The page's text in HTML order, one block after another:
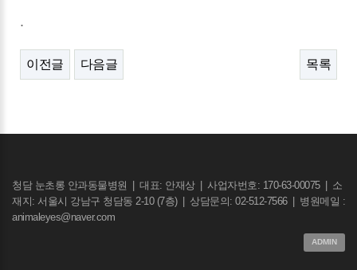
.
이전글 다음글 목록
청담 눈초롱 안과동물병원 대표: 안재상 사업자번호: 170-63-00075
소
재지: 서울시 강남구 청담동 2-10 (7층)
상담문의: 02-512-7566
병원메일 :
animaleyes@naver.com
ADMIN